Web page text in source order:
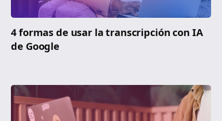
4 formas de usar la transcripción con IA
de Google